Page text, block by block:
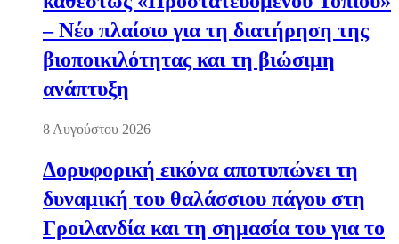
– Νέο πλαίσιο για τη διατήρηση της
βιοποικιλότητας και τη βιώσιμη
ανάπτυξη
8 Αυγούστου 2026
Δορυφορική εικόνα αποτυπώνει τη
δυναμική του θαλάσσιου πάγου στη
Γροιλανδία και τη σημασία του για το